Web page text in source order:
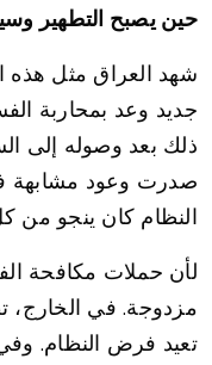
حين يصبح التطهير
شهد العراق مثل
جديد وعد بمحاربة
صدرت وعود
النظام كان ينجو من
لأن حملات مكافحة
مزدوجة. في الخارج،
تعيد فرض النظام.